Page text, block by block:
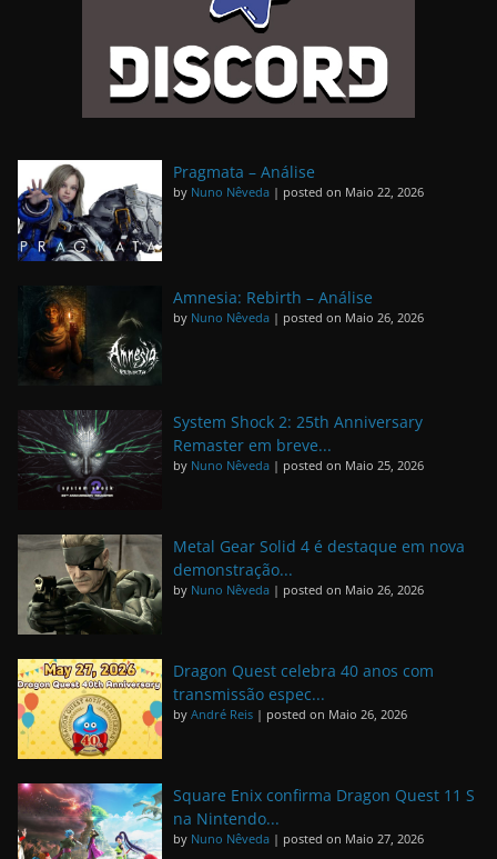
Pragmata – Análise
by Nuno Nêveda | posted on Maio 22, 2026
Amnesia: Rebirth – Análise
by Nuno Nêveda | posted on Maio 26, 2026
System Shock 2: 25th Anniversary
Remaster em breve...
by Nuno Nêveda | posted on Maio 25, 2026
Metal Gear Solid 4 é destaque em nova
demonstração...
by Nuno Nêveda | posted on Maio 26, 2026
Dragon Quest celebra 40 anos com
transmissão espec...
by André Reis | posted on Maio 26, 2026
Square Enix confirma Dragon Quest 11 S
na Nintendo...
by Nuno Nêveda | posted on Maio 27, 2026